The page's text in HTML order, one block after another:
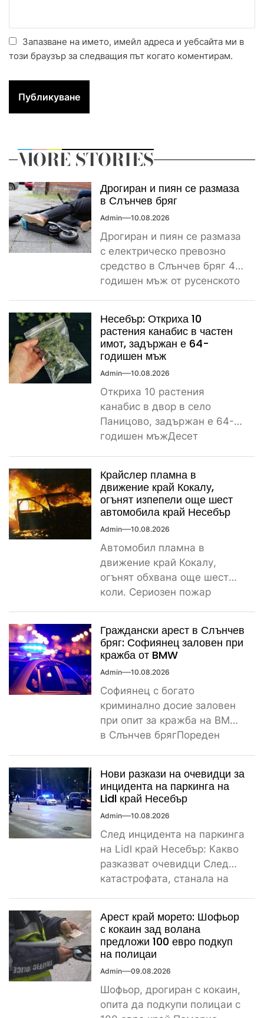
Запазване на името, имейл адреса и уебсайта ми в
този браузър за следващия път когато коментирам.
MORE STORIES
Дрогиран и пиян се размаза
в Слънчев бряг
Admin 10.08.2026
Дрогиран и пиян се размаза
с електрическо превозно
средство в Слънчев бряг 45-
годишен мъж от русенското
Несебър: Откриха 10
растения канабис в частен
имот, задържан е 64-
годишен мъж
Admin 10.08.2026
Откриха 10 растения
канабис в двор в село
Паницово, задържан е 64-
годишен мъжДесет
Крайслер пламна в
движение край Кокалу,
огънят изпепели още шест
автомобила край Несебър
Admin 10.08.2026
Автомобил пламна в
движение край Кокалу,
огънят обхвана още шест
коли. Сериозен пожар
Граждански арест в Слънчев
бряг: Софиянец заловен при
кражба от BMW
Admin 10.08.2026
Софиянец с богато
криминално досие заловен
при опит за кражба на BMW
в Слънчев брягПореден
Нови разкази на очевидци за
инцидента на паркинга на
Lidl край Несебър
Admin 10.08.2026
След инцидента на паркинга
на Lidl край Несебър: Какво
разказват очевидци След
катастрофата, станала на
Арест край морето: Шофьор
с кокаин зад волана
предложи 100 евро подкуп
на полицаи
Admin 09.08.2026
Шофьор, дрогиран с кокаин,
опита да подкупи полицаи с